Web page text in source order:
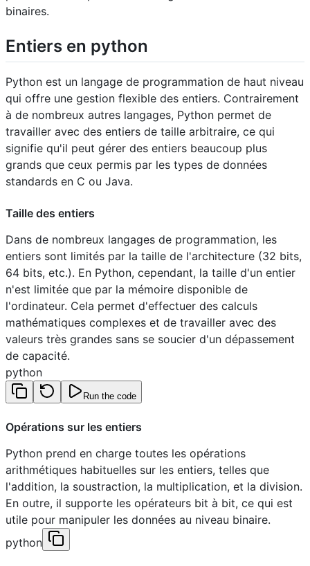
binaires.
Entiers en python
Python est un langage de programmation de haut niveau
qui offre une gestion flexible des entiers. Contrairement
à de nombreux autres langages, Python permet de
travailler avec des entiers de taille arbitraire, ce qui
signifie qu'il peut gérer des entiers beaucoup plus
grands que ceux permis par les types de données
standards en C ou Java.
Taille des entiers
Dans de nombreux langages de programmation, les
entiers sont limités par la taille de l'architecture (32 bits,
64 bits, etc.). En Python, cependant, la taille d'un entier
n'est limitée que par la mémoire disponible de
l'ordinateur. Cela permet d'effectuer des calculs
mathématiques complexes et de travailler avec des
valeurs très grandes sans se soucier d'un dépassement
de capacité.
python
Run the code
Opérations sur les entiers
Python prend en charge toutes les opérations
arithmétiques habituelles sur les entiers, telles que
l'addition, la soustraction, la multiplication, et la division.
En outre, il supporte les opérateurs bit à bit, ce qui est
utile pour manipuler les données au niveau binaire.
python